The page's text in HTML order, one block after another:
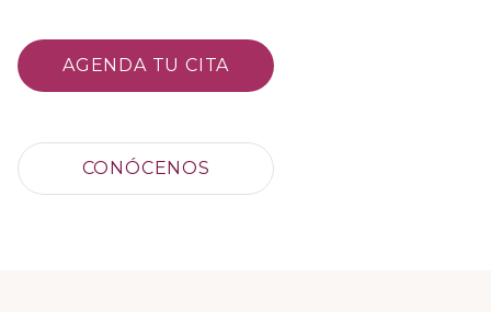
AGENDA TU CITA
CONÓCENOS